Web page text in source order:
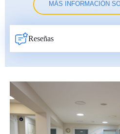
MÁS INFORMACIÓN
Reseñas